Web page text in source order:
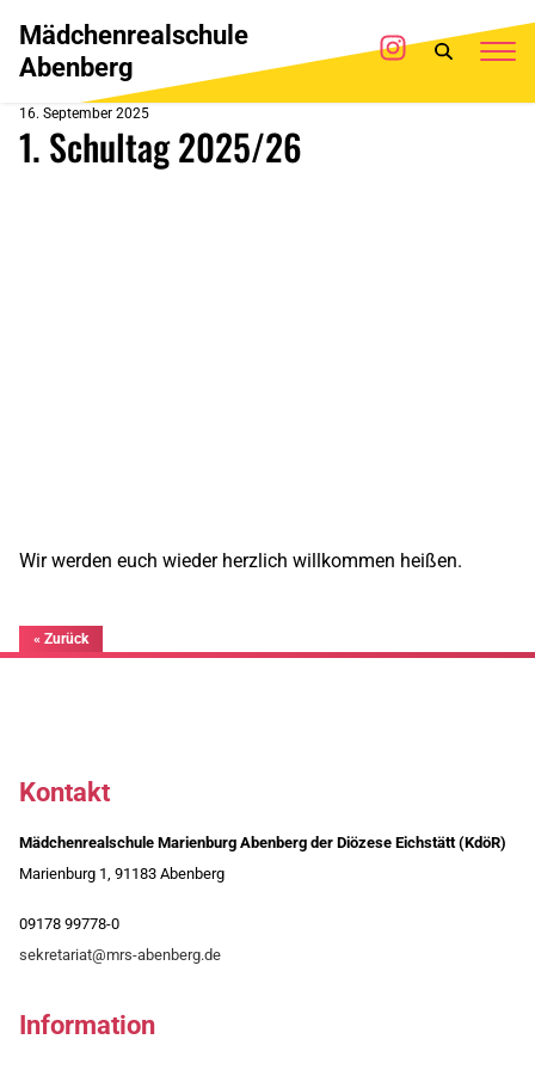
Mädchenrealschule
Abenberg
16. September 2025
1. Schultag 2025/26
Wir werden euch wieder herzlich willkommen heißen.
« Zurück
Kontakt
Mädchenrealschule Marienburg Abenberg der Diözese Eichstätt (KdöR)
Marienburg 1, 91183 Abenberg
09178 99778-0
sekretariat@mrs-abenberg.de
Information